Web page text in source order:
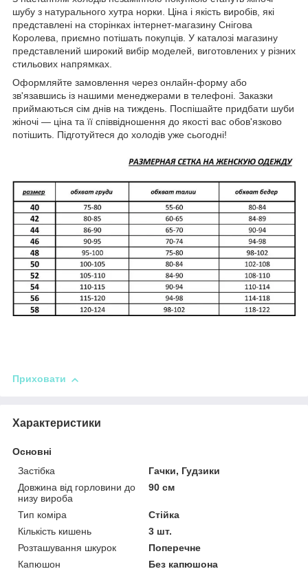
шубу з натурального хутра норки. Ціна і якість виробів, які
представлені на сторінках інтернет-магазину Снігова
Королева, приємно потішать покупців. У каталозі магазину
представлений широкий вибір моделей, виготовлених у різних
стильових напрямках.
Оформляйте замовлення через онлайн-форму або
зв'язавшись із нашими менеджерами в телефоні. Заказки
приймаються сім днів на тиждень. Поспішайте придбати шуби
жіночі — ціна та її співвідношення до якості вас обов'язково
потішить. Підготуйтеся до холодів уже сьогодні!
Приховати
Характеристики
Основні
Застібка
Гачки, Гудзики
Довжина від горловини до
низу вироба
90 см
Тип коміра
Стійка
Кількість кишень
3 шт.
Розташування шкурок
Поперечне
Капюшон
Без капюшона